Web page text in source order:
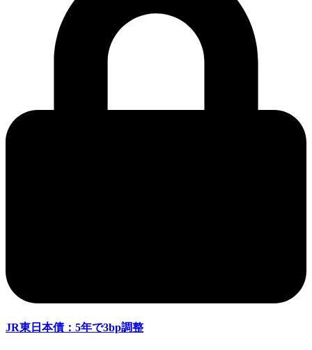
JR東日本債：5年で3bp調整